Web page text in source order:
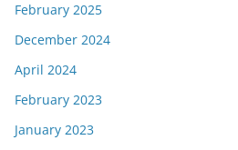
February 2025
December 2024
April 2024
February 2023
January 2023